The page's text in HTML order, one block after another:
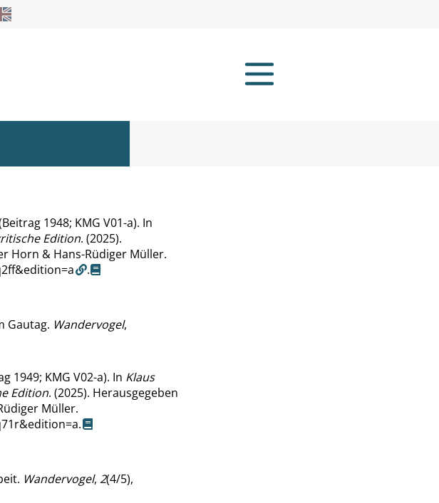
1948; KMG V01-a). In
Edition. (2025).
Horn & Hans-Rüdiger Müller.
.
Gautag. Wandervogel,
1949; KMG V02-a). In Klaus
Edition. (2025). Herausgegeben
Müller.
.
Wandervogel, 2(4/5),